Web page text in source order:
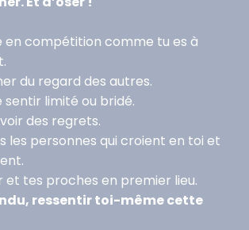
en compétition comme tu es à
du regard des autres.
sentir limité ou bridé.
des regrets.
les personnes qui croient en toi et
et tes proches en premier lieu.
ressentir toi-même cette